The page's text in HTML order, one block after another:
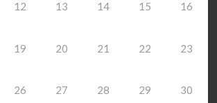
12 13 14 15 16
19 20 21 22 23
26 27 28 29 30